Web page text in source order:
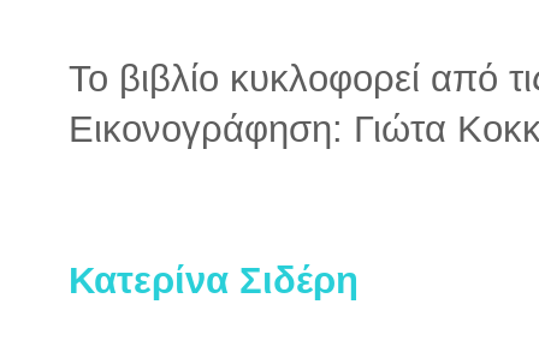
Το βιβλίο κυκλοφορεί από
Εικονογράφηση: Γιώτα
Κατερίνα Σιδέρη